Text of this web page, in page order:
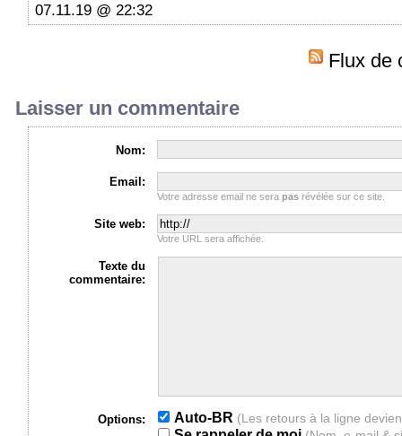
07.11.19 @ 22:32
Flux de
Laisser un commentaire
Nom:
Email:
Votre adresse email ne serapas révélée sur ce site.
Site web:
Votre URL sera affichée.
Texte du
commentaire:
Options:
Auto-BR